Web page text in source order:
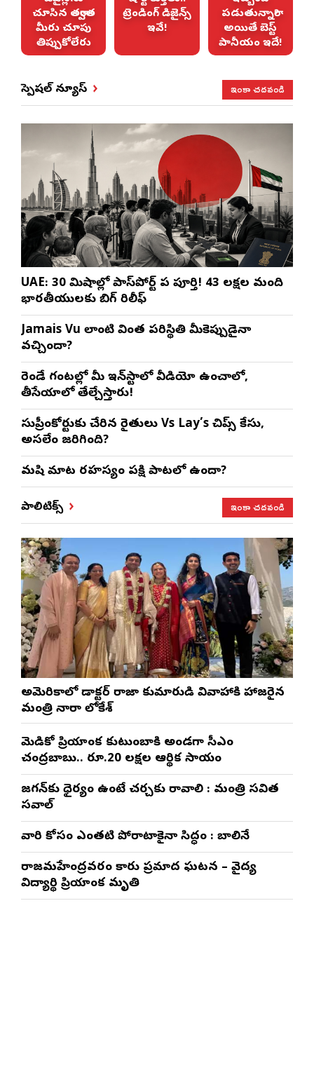
చూసిన తర్వాత
మీరు చూపు
తిప్పుకోలేరు
ట్రెండింగ్ డిజైన్స్
ఇవే!
పడుతున్నారా?
అయితే బెస్ట్
పానీయం ఇదే!
స్పెషల్ న్యూస్ ఇంకా చదవండి
UAE: 30 నిమిషాల్లో పాస్‌పోర్ట్ పని పూర్తి! 43 లక్షల మంది
భారతీయులకు బిగ్ రిలీఫ్
Jamais Vu లాంటి వింత పరిస్థితి మీకెప్పుడైనా
వచ్చిందా?
రెండే గంటల్లో మీ ఇన్‌స్టాలో వీడియో ఉంచాలో,
తీసేయాలో తేల్చేస్తారు!
సుప్రీంకోర్టుకు చేరిన రైతులు Vs Lay’s చిప్స్‌ కేసు,
అసలేం జరిగింది?
మనిషి మాట రహస్యం పక్షి పాటలో ఉందా?
పాలిటిక్స్ ఇంకా చదవండి
అమెరికాలో డాక్టర్ రాజా కుమారుడి వివాహానికి హాజరైన
మంత్రి నారా లోకేశ్
మెడికో ప్రియాంక కుటుంబానికి అండగా సీఎం
చంద్రబాబు.. రూ.20 లక్షల ఆర్థిక సాయం
జగన్‌కు ధైర్యం ఉంటే చర్చకు రావాలి : మంత్రి సవిత
సవాల్
వారి కోసం ఎంతటి పోరాటానికైనా సిద్ధం : బాలినేని
రాజమహేంద్రవరం కారు ప్రమాద ఘటన – వైద్య
విద్యార్థిని ప్రియాంక మృతి